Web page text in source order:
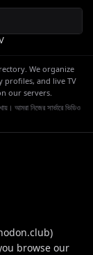
We organize
profiles, and live TV
our servers.
আমরা নিজের সার্ভারে ভিডিও
browse our